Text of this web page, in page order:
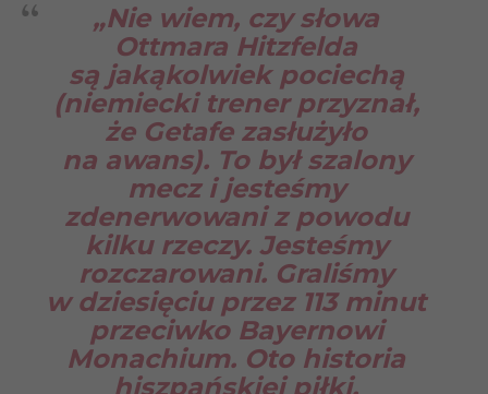
„Nie wiem, czy słowa
Ottmara Hitzfelda
są jakąkolwiek pociechą
(niemiecki trener przyznał,
że Getafe zasłużyło
na awans). To był szalony
mecz i jesteśmy
zdenerwowani z powodu
kilku rzeczy. Jesteśmy
rozczarowani. Graliśmy
w dziesięciu przez 113 minut
przeciwko Bayernowi
Monachium. Oto historia
hiszpańskiej piłki.